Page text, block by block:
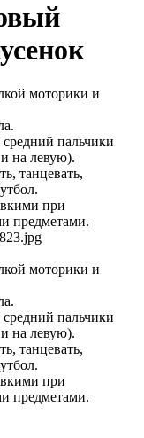
моторики и
пальчики
на левую).
танцевать,
при
предметами.
моторики и
пальчики
на левую).
танцевать,
при
предметами.